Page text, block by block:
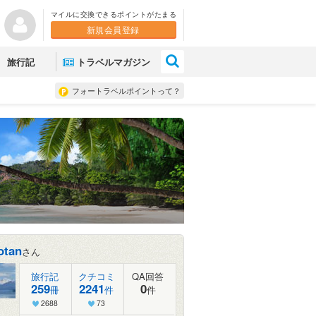
マイルに交換できるポイントがたまる
新規会員登録
旅行記 トラベルマガジン
フォートラベルポイントって？
さん
旅行記
259冊
2688
クチコミ
2241件
73
QA回答
0件